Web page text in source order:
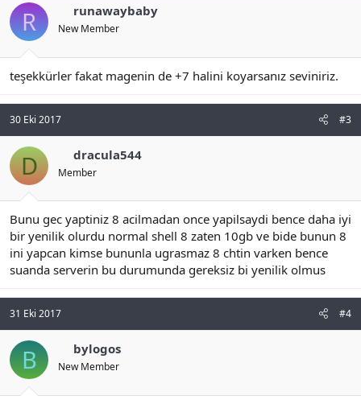
R runawaybaby
New Member
teşekkürler fakat magenin de +7 halini koyarsanız seviniriz.
30 Eki 2017 #3
D dracula544
Member
Bunu gec yaptiniz 8 acilmadan once yapilsaydi bence daha iyi
bir yenilik olurdu normal shell 8 zaten 10gb ve bide bunun 8
ini yapcan kimse bununla ugrasmaz 8 chtin varken bence
suanda serverin bu durumunda gereksiz bi yenilik olmus
31 Eki 2017 #4
B bylogos
New Member